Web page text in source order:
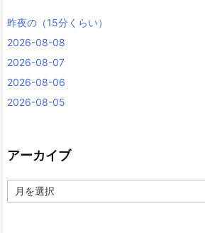
昨夜の（15分くらい）
2026-08-08
2026-08-07
2026-08-06
2026-08-05
アーカイブ
ー